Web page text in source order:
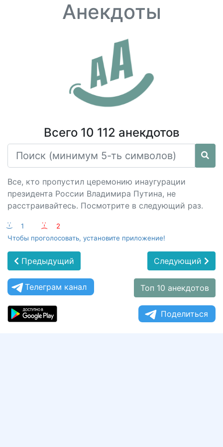
Анекдоты
Всего 10 112 анекдотов
Все, кто пропустил церемонию инаугурации
президента России Владимира Путина, не
расстраивайтесь. Посмотрите в следующий раз.
:-) 1 :-(
2
Чтобы проголосовать, установите приложение!
Предыдущий Следующий
Телеграм канал Топ 10 анекдотов
Поделиться